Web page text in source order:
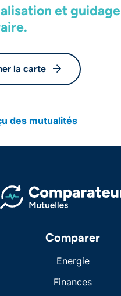
et guidage
la carte
des mutualités
Comparer
Energie
Finances